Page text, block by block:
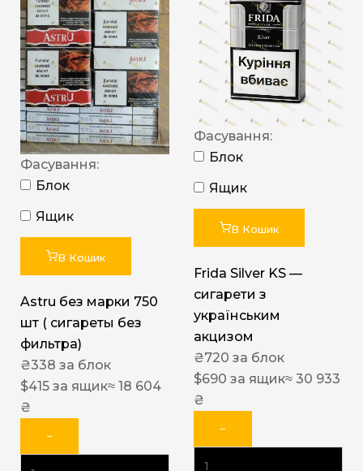
Фасування:
Блок
Ящик
В Кошик
Astru без марки 750
шт ( сигареты без
фильтра)
₴338 за блок
$415 за ящик≈ 18 604
₴
−
Фасування:
Блок
Ящик
В Кошик
Frida Silver KS —
сигарети з
українським
акцизом
₴720 за блок
$690 за ящик≈ 30 933
₴
−